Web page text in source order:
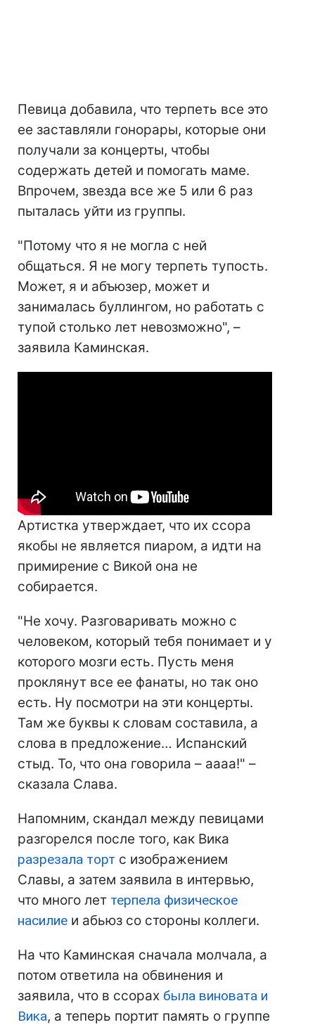
Певица добавила, что терпеть все это
ее заставляли гонорары, которые они
получали за концерты, чтобы
содержать детей и помогать маме.
Впрочем, звезда все же 5 или 6 раз
пыталась уйти из группы.
"Потому что я не могла с ней
общаться. Я не могу терпеть тупость.
Может, я и абъюзер, может и
занималась буллингом, но работать с
тупой столько лет невозможно", –
заявила Каминская.
Артистка утверждает, что их ссора
якобы не является пиаром, а идти на
примирение с Викой она не
собирается.
"Не хочу. Разговаривать можно с
человеком, который тебя понимает и у
которого мозги есть. Пусть меня
проклянут все ее фанаты, но так оно
есть. Ну посмотри на эти концерты.
Там же буквы к словам составила, а
слова в предложение… Испанский
стыд. То, что она говорила – аааа!" –
сказала Слава.
Напомним, скандал между певицами
разгорелся после того, как Вика
разрезала торт с изображением
Славы, а затем заявила в интервью,
что много лет терпела физическое
насилие и абьюз со стороны коллеги.
На что Каминская сначала молчала, а
потом ответила на обвинения и
заявила, что в ссорах была виновата и
Вика, а теперь портит память о группе